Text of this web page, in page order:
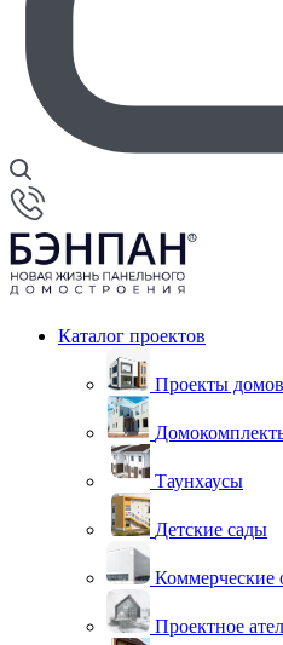
Каталог проектов
Проекты домов
Таунхаусы
Детские сады
Коммерческие
Проектное